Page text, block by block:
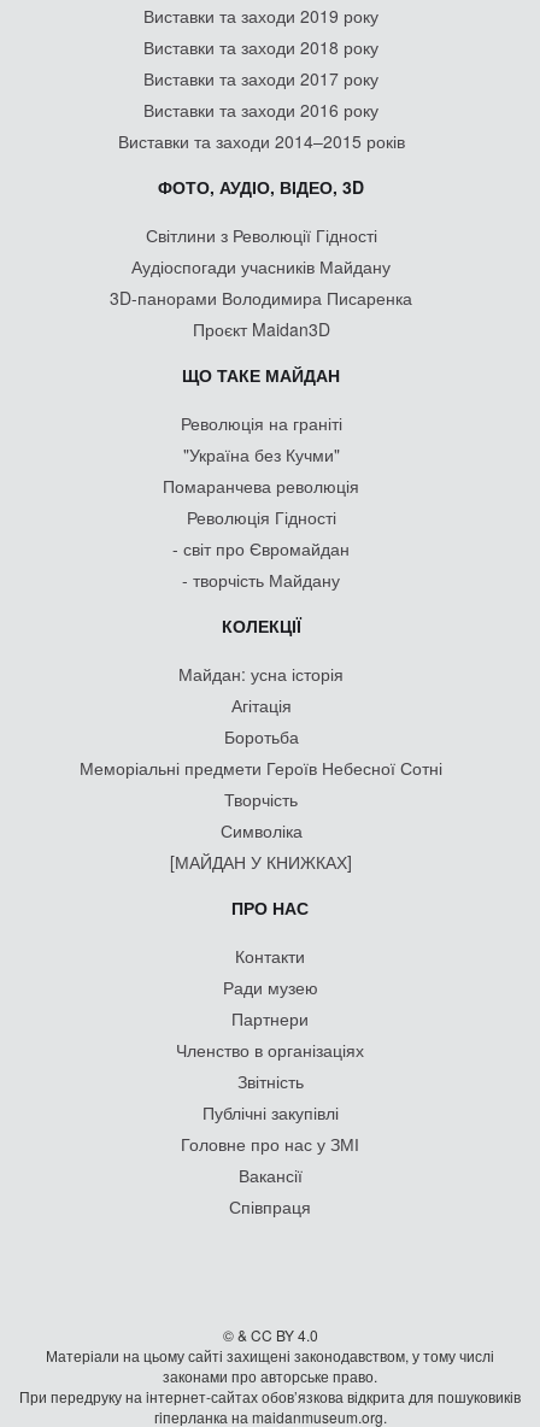
Виставки та заходи 2019 року
Виставки та заходи 2018 року
Виставки та заходи 2017 року
Виставки та заходи 2016 року
Виставки та заходи 2014–2015 років
ФОТО, АУДІО, ВІДЕО, 3D
Світлини з Революції Гідності
Аудіоспогади учасників Майдану
3D-панорами Володимира Писаренка
Проєкт Maidan3D
ЩО ТАКЕ МАЙДАН
Революція на граніті
"Україна без Кучми"
Помаранчева революція
Революція Гідності
- світ про Євромайдан
- творчість Майдану
КОЛЕКЦІЇ
Майдан: усна історія
Агітація
Боротьба
Меморіальні предмети Героїв Небесної Сотні
Творчість
Символіка
[МАЙДАН У КНИЖКАХ]
ПРО НАС
Контакти
Ради музею
Партнери
Членство в організаціях
Звітність
Публічні закупівлі
Головне про нас у ЗМІ
Вакансії
Співпраця
© & CC BY 4.0
Матеріали на цьому сайті захищені законодавством, у тому числі
законами про авторське право.
При передруку на iнтернет-сайтах обов’язкова відкрита для пошуковиків
гiперланка на maidanmuseum.org.